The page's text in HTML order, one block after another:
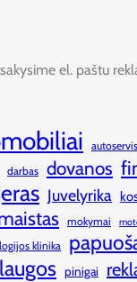
el. paštu
darbas dovanos
Juvelyrika
mokymai
klinika
pinigai